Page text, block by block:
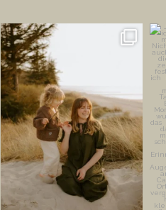
Die schönsten Bilder entstehen oft
dann, wenn
247